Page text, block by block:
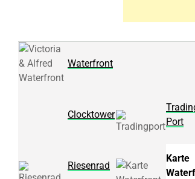
Waterfront
Clocktower
Port
Riesenrad
Karte